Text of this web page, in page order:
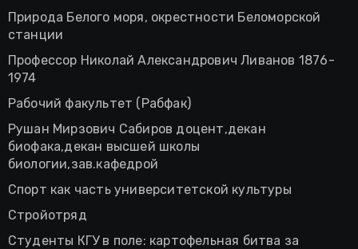
Природа Белого моря, окрестности Беломорской
станции
Профессор Николай Александрович Ливанов 1876-
1974
Рабочий факультет (Рабфак)
Рушан Мирзович Сабиров доцент,декан
биофака,декан высшей школы
биологии,зав.кафедрой
Спорт как часть университетской культуры
Стройотряд
Студенты КГУ в поле: картофельная битва за